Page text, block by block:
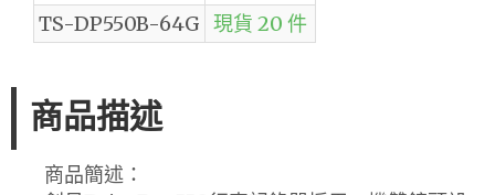
TS-DP550B-64G 現貨 20 件
商品描述
商品簡述：